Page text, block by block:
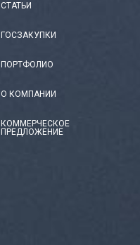
СТАТЬИ
ГОСЗАКУПКИ
ПОРТФОЛИО
О КОМПАНИИ
КОММЕРЧЕСКОЕ
ПРЕДЛОЖЕНИЕ